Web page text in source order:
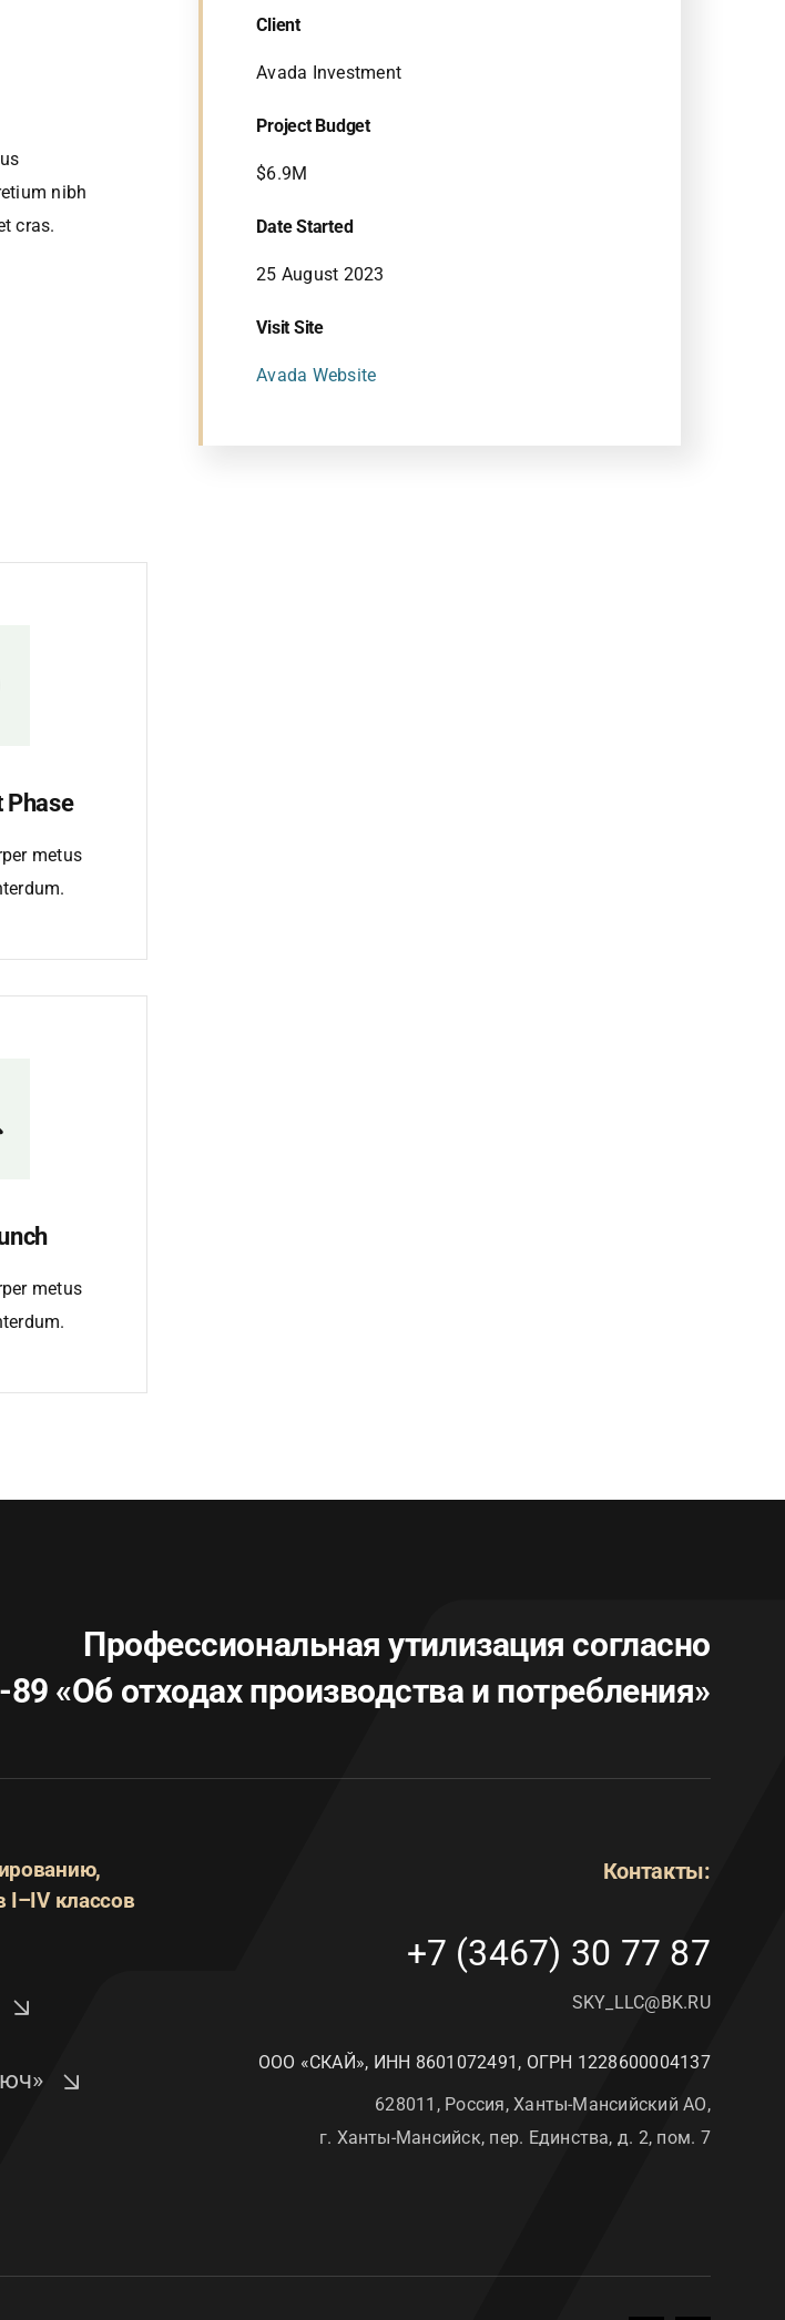
nibh
cras.
Phase
metus
metus
Client
Avada Investment
Project Budget
$6.9M
Date Started
25 August 2023
Visit Site
Avada Website
Профессиональная утилизация согласно
«Об отходахпроизводства и потребления»
классов
Контакты:
+7 (3467) 30 77 87
SKY_LLC@BK.RU
ООО «СКАЙ», ИНН 8601072491, ОГРН 1228600004137
628011, Россия, Ханты-Мансийский АО,
г. Ханты-Мансийск, пер. Единства, д. 2, пом. 7